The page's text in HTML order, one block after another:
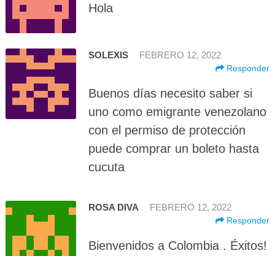
Hola
SOLEXIS FEBRERO 12, 2022
Responder
Buenos días necesito saber si
uno como emigrante venezolano
con el permiso de protección
puede comprar un boleto hasta
cucuta
ROSA DIVA FEBRERO 12, 2022
Responder
Bienvenidos a Colombia . Éxitos!